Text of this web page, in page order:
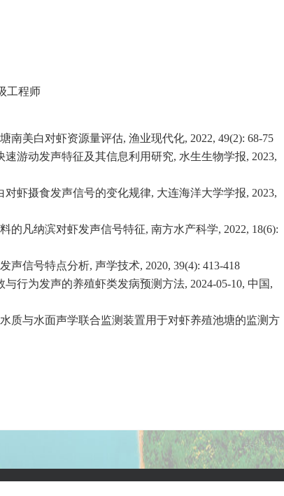
工程师
美白对虾资源量评估, 渔业现代化, 2022, 49(2): 68-75
游动发声特征及其信息利用研究, 水生生物学报, 2023,
虾摄食发声信号的变化规律, 大连海洋大学学报, 2023,
的凡纳滨对虾发声信号特征, 南方水产科学, 2022, 18(6):
信号特点分析, 声学技术, 2020, 39(4): 413-418
行为发声的养殖虾类发病预测方法, 2024-05-10, 中国,
质与水面声学联合监测装置用于对虾养殖池塘的监测方
【关闭窗口】